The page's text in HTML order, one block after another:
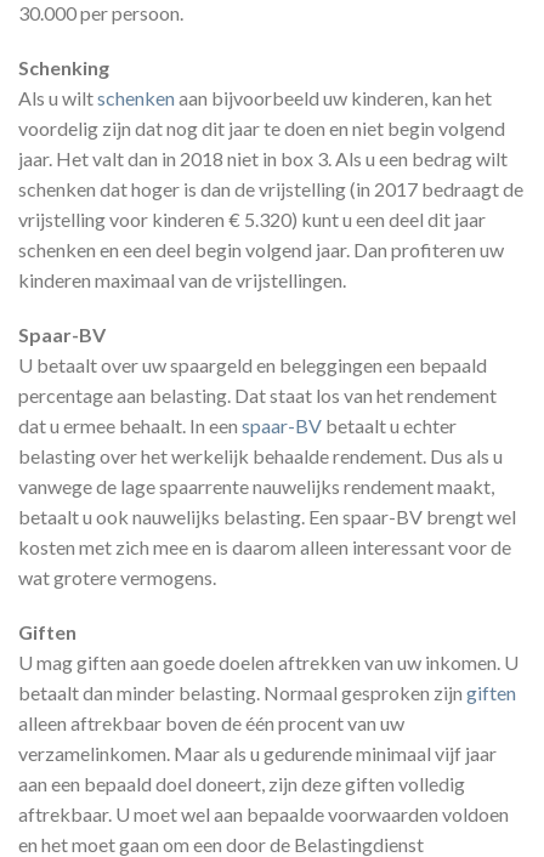
30.000 per persoon.
Schenking
Als u wiltschenken aan bijvoorbeeld uw kinderen, kan het
voordelig zijn dat nog dit jaar te doen en niet begin volgend
jaar. Het valt dan in 2018 niet in box 3. Als u een bedrag wilt
schenken dat hoger is dan de vrijstelling (in 2017 bedraagt de
vrijstelling voor kinderen € 5.320) kunt u een deel dit jaar
schenken en een deel begin volgend jaar. Dan profiteren uw
kinderen maximaal van de vrijstellingen.
Spaar-BV
U betaalt over uw spaargeld en beleggingen een bepaald
percentage aan belasting. Dat staat los van het rendement
dat u ermee behaalt. In een spaar-BV betaalt u echter
belasting over het werkelijk behaalde rendement. Dus als u
vanwege de lage spaarrente nauwelijks rendement maakt,
betaalt u ook nauwelijks belasting. Een spaar-BV brengt wel
kosten met zich mee en is daarom alleen interessant voor de
wat grotere vermogens.
Giften
U mag giften aan goede doelen aftrekken van uw inkomen. U
betaalt dan minder belasting. Normaal gesproken zijn giften
alleen aftrekbaar boven de één procent van uw
verzamelinkomen. Maar als u gedurende minimaal vijf jaar
aan een bepaald doel doneert, zijn deze giften volledig
aftrekbaar. U moet wel aan bepaalde voorwaarden voldoen
en het moet gaan om een door de Belastingdienst